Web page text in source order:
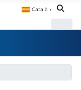
Català ▼